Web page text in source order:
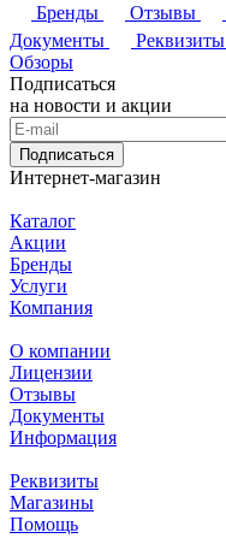
Бренды
Отзывы
Документы
Реквизиты
Обзоры
Подписаться
на новости и акции
Подписаться
Интернет-магазин
Каталог
Акции
Бренды
Услуги
Компания
О компании
Лицензии
Отзывы
Документы
Информация
Реквизиты
Магазины
Помощь